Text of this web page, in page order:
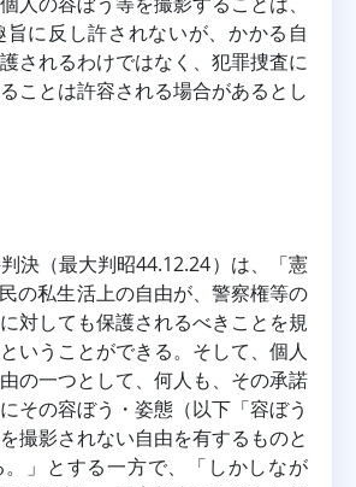
に反し許されないが、かかる自
されるわけではなく、犯罪捜査に
ことは許容される場合があるとし
決（最大判昭44.12.24）は、「憲
の私生活上の自由が、警察権等の
対しても保護されるべきことを規
いうことができる。そして、個人
の一つとして、何人も、その承諾
その容ぼう・姿態（以下「容ぼう
撮影されない自由を有するものと
」とする一方で、「しかしなが